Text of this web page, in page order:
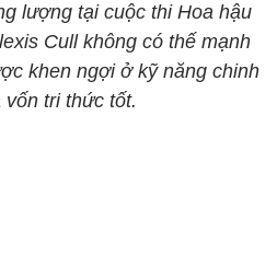
lượng tại cuộc thi Hoa hậu
Cull không có thế mạnh
khen ngợi ở kỹ năng chinh
vốn tri thức tốt.